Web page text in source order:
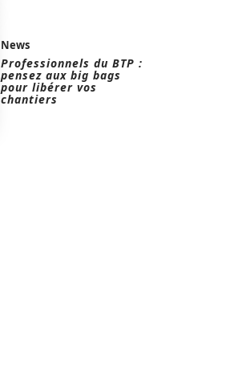
News
Professionnels du BTP :
pensez aux big bags
pour libérer vos
chantiers